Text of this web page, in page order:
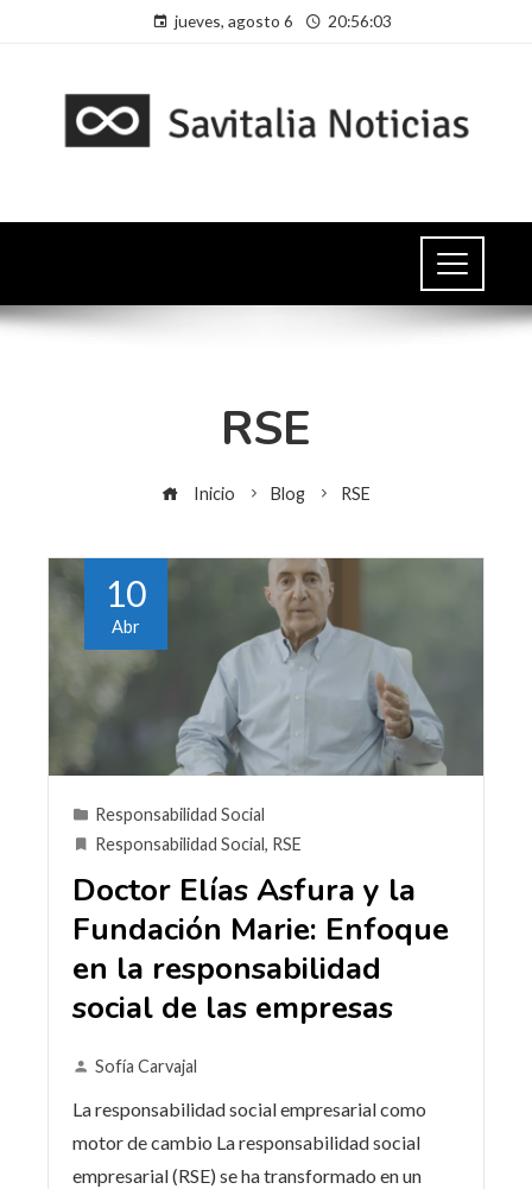
jueves, agosto 6 20:56:04
RSE
Inicio Blog RSE
10
Abr
Responsabilidad Social
Responsabilidad Social, RSE
Doctor Elías Asfura y la
Fundación Marie: Enfoque
en la responsabilidad
social de las empresas
Sofía Carvajal
La responsabilidad social empresarial como
motor de cambio La responsabilidad social
empresarial (RSE) se ha transformado en un